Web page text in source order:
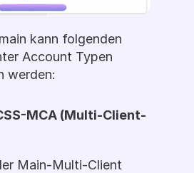
kann folgenden
Account Typen
werden:
MCA (Multi-Client-
Main-Multi-Client